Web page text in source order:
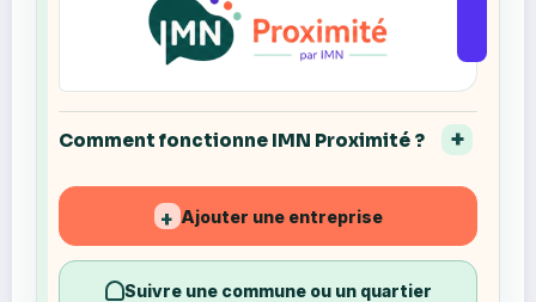
Comment fonctionne IMN Proximité ?
+ Ajouter une entreprise
Suivre une commune ou un quartier